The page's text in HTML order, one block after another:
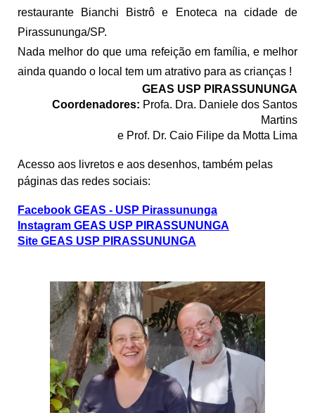
restaurante Bianchi Bistrô e Enoteca na cidade de
Pirassununga/SP.
Nada melhor do que uma refeição em família, e melhor
ainda quando o local tem um atrativo para as crianças !
GEAS USP PIRASSUNUNGA
Coordenadores: Profa. Dra. Daniele dos Santos
Martins
e Prof. Dr. Caio Filipe da Motta Lima
Acesso aos livretos e aos desenhos, também pelas
páginas das redes sociais:
Facebook GEAS - USP Pirassununga
Instagram GEAS USP PIRASSUNUNGA
Site GEAS USP PIRASSUNUNGA